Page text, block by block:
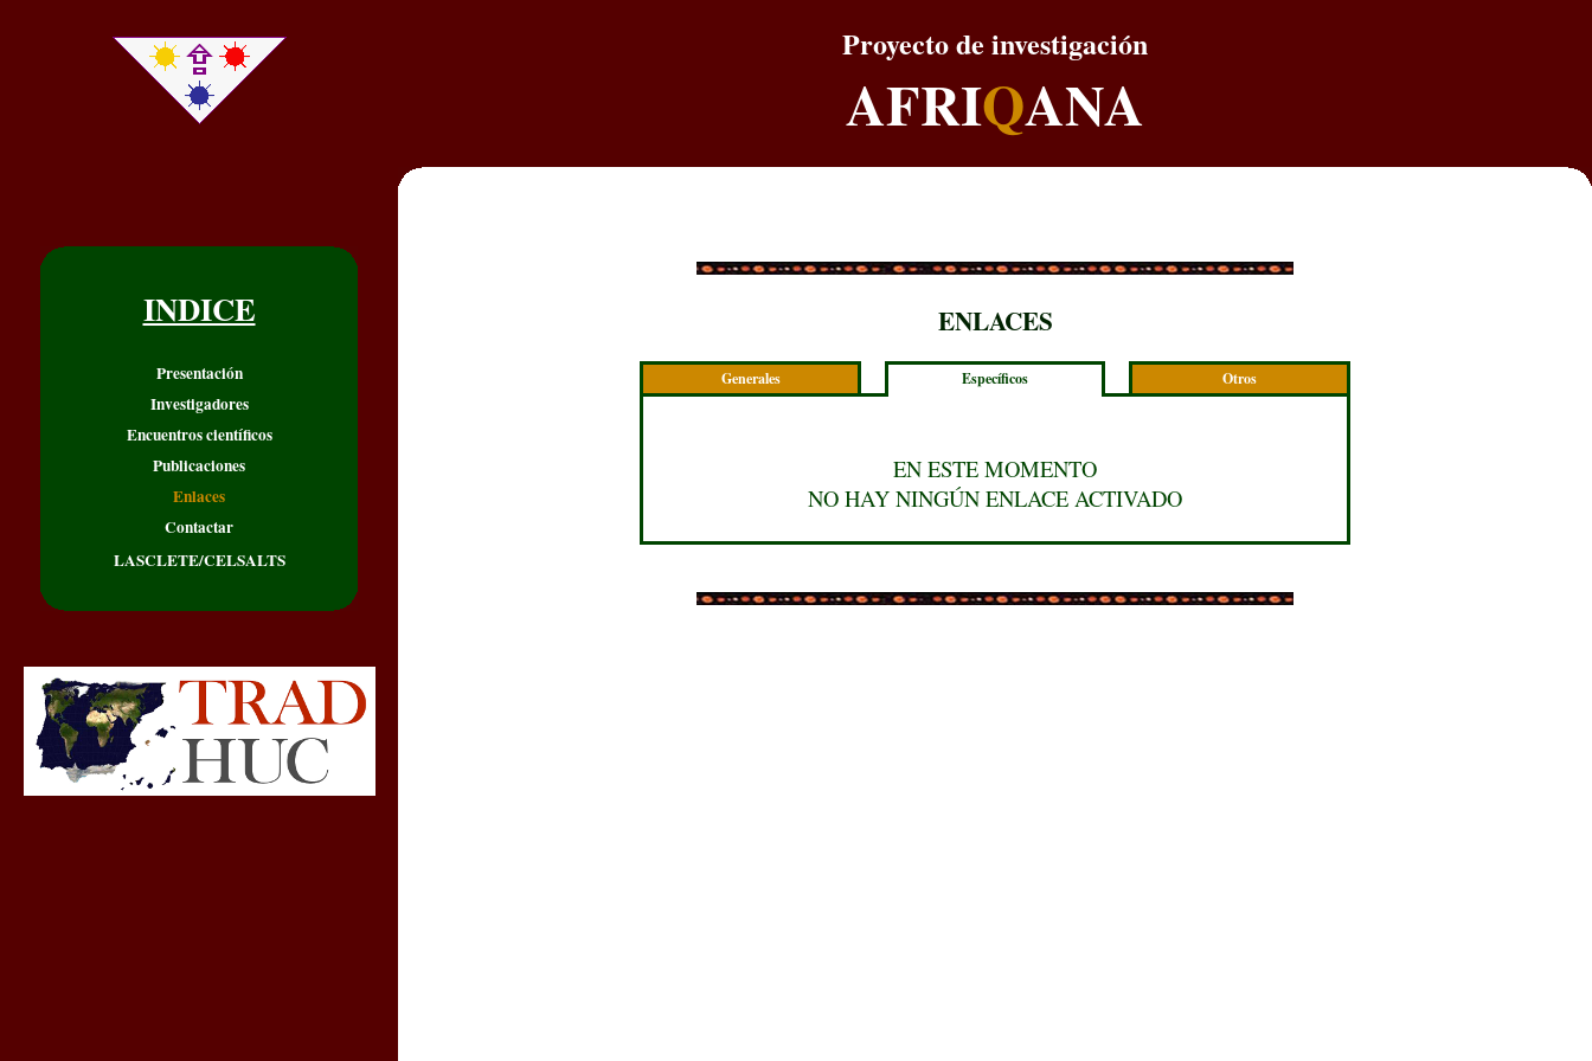
Proyecto de investigación
AFRIQANA
INDICE
Presentación
Investigadores
Encuentros científicos
Publicaciones
Enlaces
Contactar
LASCLETE/CELSALTS
ENLACES
Generales Específicos Otros
EN ESTE MOMENTO
NO HAY NINGÚN ENLACE ACTIVADO